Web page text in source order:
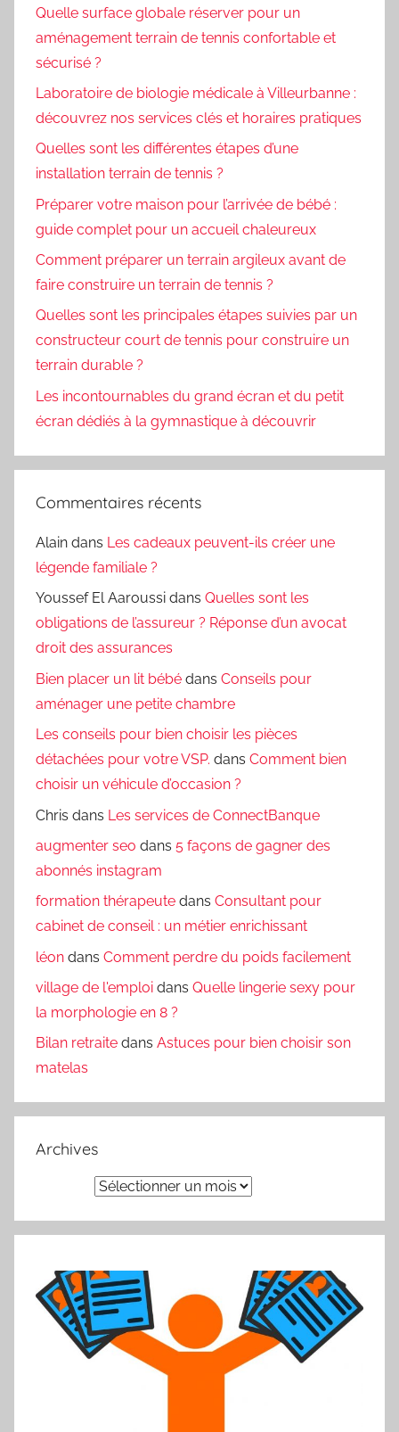
Quelle surface globale réserver pour un
aménagement terrain de tennis confortable et
sécurisé ?
Laboratoire de biologie médicale à Villeurbanne :
découvrez nos services clés et horaires pratiques
Quelles sont les différentes étapes d’une
installation terrain de tennis ?
Préparer votre maison pour l’arrivée de bébé :
guide complet pour un accueil chaleureux
Comment préparer un terrain argileux avant de
faire construire un terrain de tennis ?
Quelles sont les principales étapes suivies par un
constructeur court de tennis pour construire un
terrain durable ?
Les incontournables du grand écran et du petit
écran dédiés à la gymnastique à découvrir
Commentaires récents
Alain dans Les cadeaux peuvent-ils créer une
légende familiale ?
Youssef El Aaroussi dans Quelles sont les
obligations de l’assureur ? Réponse d’un avocat
droit des assurances
Bien placer un lit bébé dans Conseils pour
aménager une petite chambre
Les conseils pour bien choisir les pièces
détachées pour votre VSP. dans Comment bien
choisir un véhicule d’occasion ?
Chris dans Les services de ConnectBanque
augmenter seo dans 5 façons de gagner des
abonnés instagram
formation thérapeute dans Consultant pour
cabinet de conseil : un métier enrichissant
léon dans Comment perdre du poids facilement
village de l'emploi dans Quelle lingerie sexy pour
la morphologie en 8 ?
Bilan retraite dans Astuces pour bien choisir son
matelas
Archives